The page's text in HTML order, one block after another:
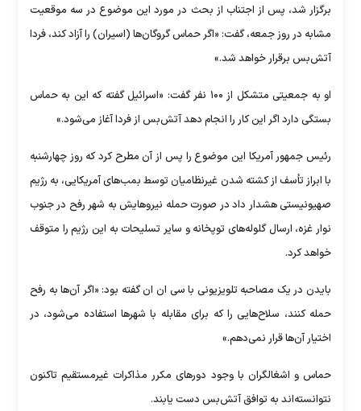
برگزار شد، پس از اجتناب از بحث در مورد این موضوع در سه موقعیت
مشابه در روز جمعه، گفت: «اگر حماس گروگان‌ها (اسیران) را آزاد کند، فردا
آتش‌بس برقرار خواهد شد.»
او به جمعیتی متشکل از ۱۰۰ نفر گفت: «اسرائیل گفته که این به حماس
بستگی دارد اگر این کار را انجام دهد آتش‌بس از فردا آغاز می‌شود.»
رئیس جمهور آمریکا این موضوع را پس از آن مطرح کرد که روز چهارشنبه
با ابراز تأسف از کشته شدن غیرنظامیان توسط بمب‌های آمریکایی، به رژیم
صهیونیستی هشدار داد در صورت حمله نیروهایش به شهر رفح در جنوب
نوار غزه، ارسال گلوله‌های توپخانه و سایر تسلیحات به این رژیم را متوقف
خواهد کرد.
بایدن در یک مصاحبه تلویزیونی با سی ان ان گفته بود: «اگر آن‌ها به رفح
حمله کنند، سلاح‌هایی را که برای مقابله با شهر‌ها استفاده می‌شود، در
اختیار آن‌ها قرار نمی‌دهم.»
حماس و اشغالگران با وجود دور‌های مکرر مذاکرات غیرمستقیم تاکنون
نتوانسته‌اند به توافق آتش‌بس دست یابند.